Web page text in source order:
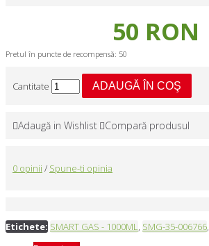
50 RON
Pretul în puncte de recompensă: 50
Cantitate ADAUGĂ ÎN COŞ
Adaugă in Wishlist Compară produsul
0 opinii / Spune-ti opinia
Etichete: SMART GAS - 1000ML, SMG-35-006766,